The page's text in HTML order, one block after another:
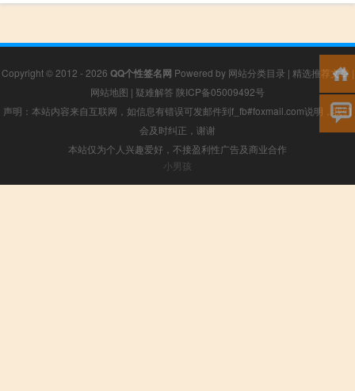
Copyright © 2012 - 2026 QQ个性签名网 Powered by 网站分类目录 | 精选推荐文章 |
网站地图 | 疑难解答 陕ICP备05009492号
声明：本站内容来自互联网，如信息有错误可发邮件到f_fb#foxmail.com说明，我们
会及时纠正，谢谢
本站仅为个人兴趣爱好，不接盈利性广告及商业合作
小男孩